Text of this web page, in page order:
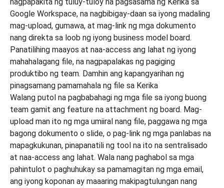
Walang putol na pagbabahagi ng mga file sa iyong buong
team gamit ang feature na attachment ng board. Mag-
upload man ito ng mga umiiral nang file, paggawa ng mga
bagong dokumento o slide, o pag-link ng mga panlabas na
mapagkukunan, pinapanatili ng tool na ito na sentralisado
at naa-access ang lahat. Wala nang paghabol sa mga
pahintulot o paghuhukay sa pamamagitan ng mga email,
ang iyong koponan ay maaaring makipagtulungan nang